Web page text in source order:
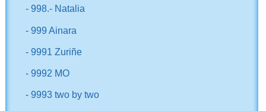
- 998.- Natalia
- 999 Ainara
- 9991 Zuriñe
- 9992 MO
- 9993 two by two